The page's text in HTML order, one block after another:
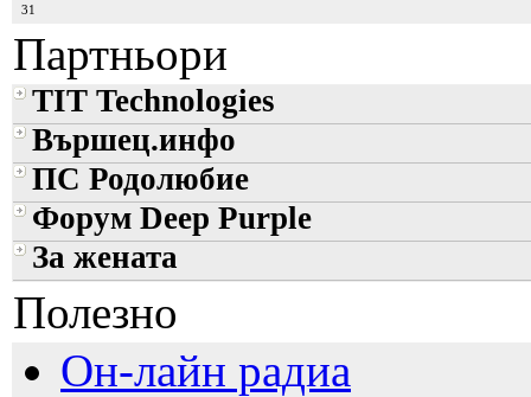
31
Партньори
TIT Technologies
Вършец.инфо
ПС Родолюбие
Форум Deep Purple
За жената
Полезно
Он-лайн радиа